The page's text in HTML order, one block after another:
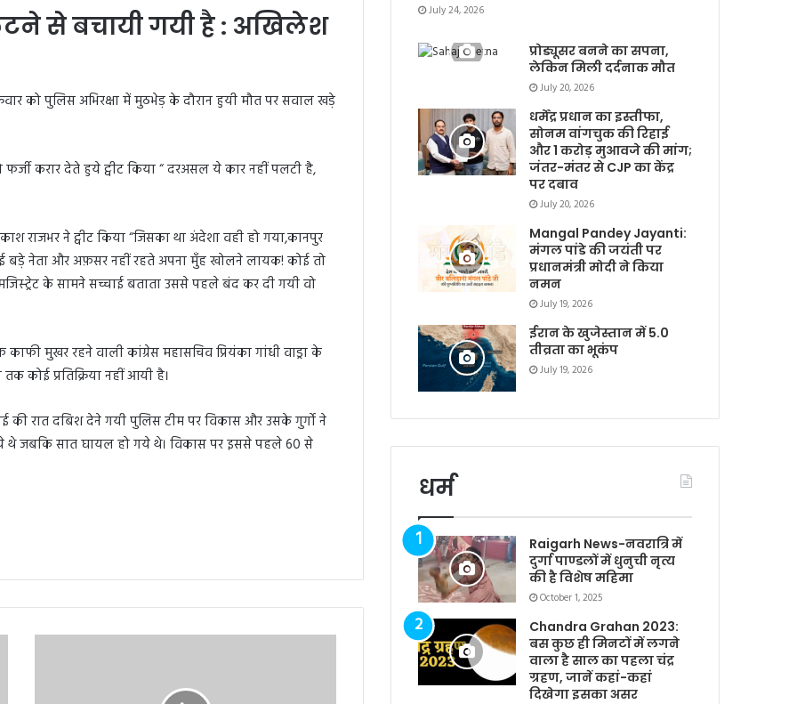
से बचायी गयी है : अखिलेश
को पुलिस अभिरक्षा में मुठभेड़ के दौरान हुयी मौत पर सवाल खड़े
करार देते हुये ट्वीट किया “ दरअसल ये कार नहीं पलटी है,
राजभर ने ट्वीट किया “जिसका था अंदेशा वही हो गया,कानपुर
नेता और अफ़सर नहीं रहते अपना मुँह खोलने लायक! कोई तो
के सामने सच्चाई बताता उससे पहले बंद कर दी गयी वो
मुखर रहने वाली कांग्रेस महासचिव प्रियंका गांधी वाड्रा के
कोई प्रतिक्रिया नहीं आयी है।
रात दबिश देने गयी पुलिस टीम पर विकास और उसके गुर्गो ने
थे जबकि सात घायल हो गये थे। विकास पर इससे पहले 60 से
July 24, 2026
प्रोड्यूसर बनने का सपना,
लेकिन मिली दर्दनाक मौत
July 20, 2026
धर्मेंद्र प्रधान का इस्तीफा,
सोनम वांगचुक की रिहाई
और 1 करोड़ मुआवजे की मांग;
जंतर-मंतर से CJP का केंद्र
पर दबाव
July 20, 2026
Mangal Pandey Jayanti:
मंगल पांडे की जयंती पर
प्रधानमंत्री मोदी ने किया
नमन
July 19, 2026
ईरान के खुजेस्तान में 5.0
तीव्रता का भूकंप
July 19, 2026
धर्म
Raigarh News-नवरात्रि में
दुर्गा पाण्डलों में धुनुची नृत्य
की है विशेष महिमा
October 1, 2025
Chandra Grahan 2023:
बस कुछ ही मिनटों में लगने
वाला है साल का पहला चंद्र
ग्रहण, जानें कहां-कहां
दिखेगा इसका असर